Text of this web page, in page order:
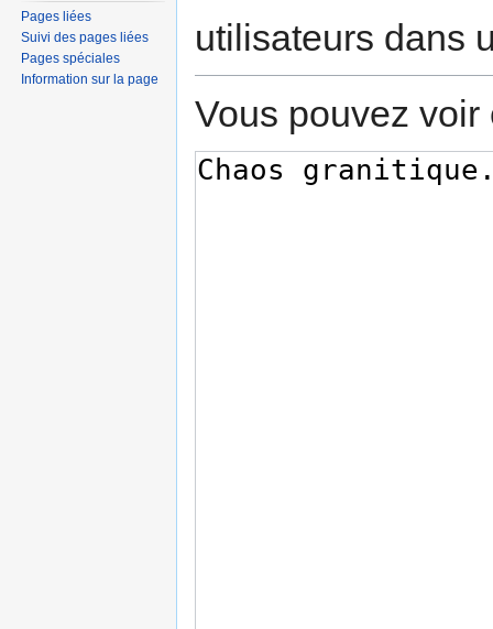
utilisateurs dans
Vous pouvez
Pages liées
Suivi des pages liées
Pages spéciales
Information sur la page